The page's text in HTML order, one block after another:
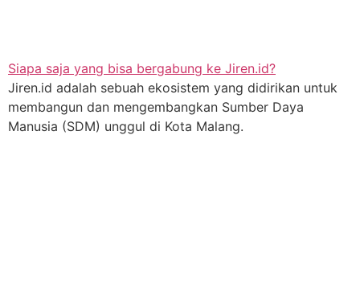
Siapa saja yang bisa bergabung ke Jiren.id?
Jiren.id adalah sebuah ekosistem yang didirikan untuk
membangun dan mengembangkan Sumber Daya
Manusia (SDM) unggul di Kota Malang.